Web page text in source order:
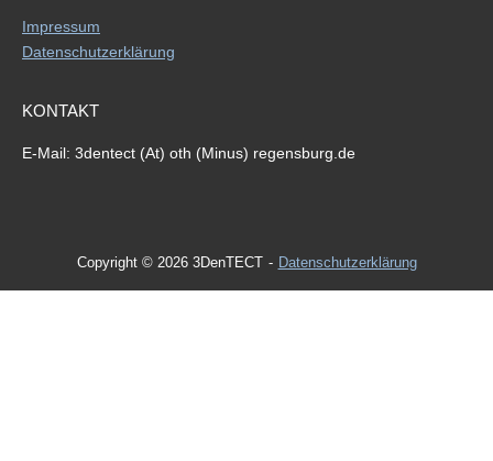
Impressum
Datenschutzerklärung
KONTAKT
E-Mail: 3dentect (At) oth (Minus) regensburg.de
Copyright © 2026 3DenTECT Datenschutzerklärung